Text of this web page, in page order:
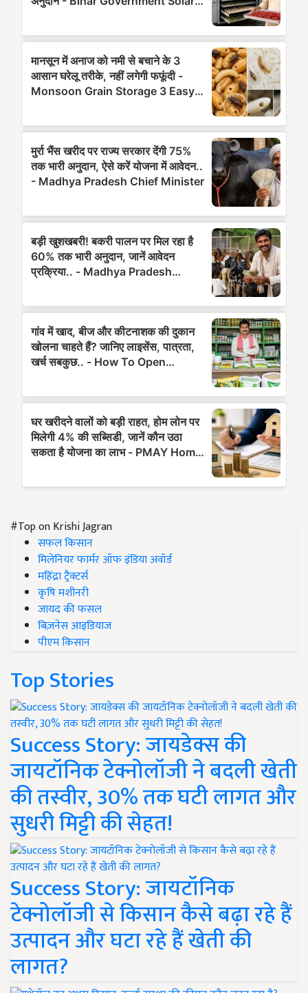
#Top on Krishi Jagran
सफल किसान
मिलेनियर फार्मर ऑफ इंडिया अवॉर्ड
महिंद्रा ट्रैक्टर्स
कृषि मशीनरी
जायद की फसल
बिज़नेस आइडियाज
पीएम किसान
Top Stories
Success Story: जायडेक्स की
जायटॉनिक टेक्नोलॉजी ने बदली खेती
की तस्वीर, 30% तक घटी लागत और
सुधरी मिट्टी की सेहत!
Success Story: जायटॉनिक
टेक्नोलॉजी से किसान कैसे बढ़ा रहे हैं
उत्पादन और घटा रहे हैं खेती की
लागत?